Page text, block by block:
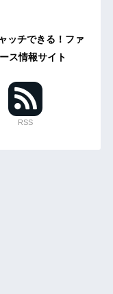
ッチできる！ファ
ス情報サイト
RSS